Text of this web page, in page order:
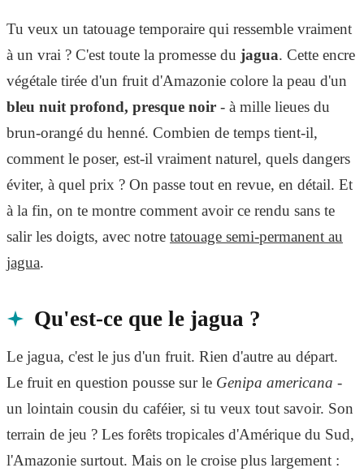
Tu veux un tatouage temporaire qui ressemble vraiment
à un vrai ? C'est toute la promesse du jagua. Cette encre
végétale tirée d'un fruit d'Amazonie colore la peau d'un
bleu nuit profond, presque noir - à mille lieues du
brun-orangé du henné. Combien de temps tient-il,
comment le poser, est-il vraiment naturel, quels dangers
éviter, à quel prix ? On passe tout en revue, en détail. Et
à la fin, on te montre comment avoir ce rendu sans te
salir les doigts, avec notre tatouage semi-permanent au
jagua.
Qu'est-ce que le jagua ?
Le jagua, c'est le jus d'un fruit. Rien d'autre au départ.
Le fruit en question pousse sur le Genipa americana -
un lointain cousin du caféier, si tu veux tout savoir. Son
terrain de jeu ? Les forêts tropicales d'Amérique du Sud,
l'Amazonie surtout. Mais on le croise plus largement :